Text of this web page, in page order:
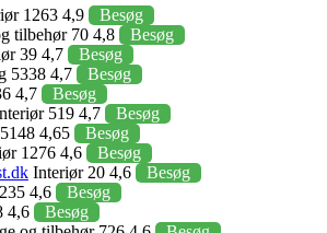
1263 4,9
Besøg
tilbehør 70 4,8
Besøg
39 4,7
Besøg
5338 4,7
Besøg
4,7
Besøg
519 4,7
Besøg
4,65
Besøg
1276 4,6
Besøg
Interiør 20 4,6
Besøg
4,6
Besøg
4,6
Besøg